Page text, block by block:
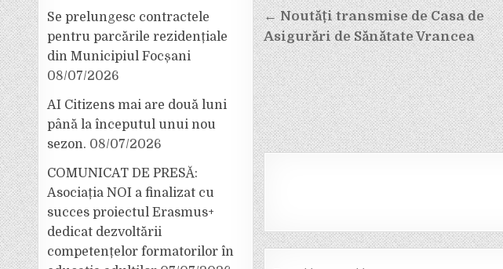
Navigare
în
articole
← Noutăți transmise de Casa de
Asigurări de Sănătate Vrancea
Se prelungesc contractele
pentru parcările rezidențiale
din Municipiul Focșani
08/07/2026
AI Citizens mai are două luni
până la începutul unui nou
sezon. 08/07/2026
COMUNICAT DE PRESĂ:
Asociația NOI a finalizat cu
succes proiectul Erasmus+
dedicat dezvoltării
competențelor formatorilor în